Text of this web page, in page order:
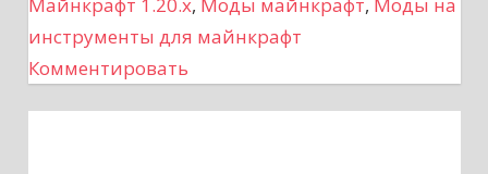
и
я
инструменты для майнкрафт
Комментировать